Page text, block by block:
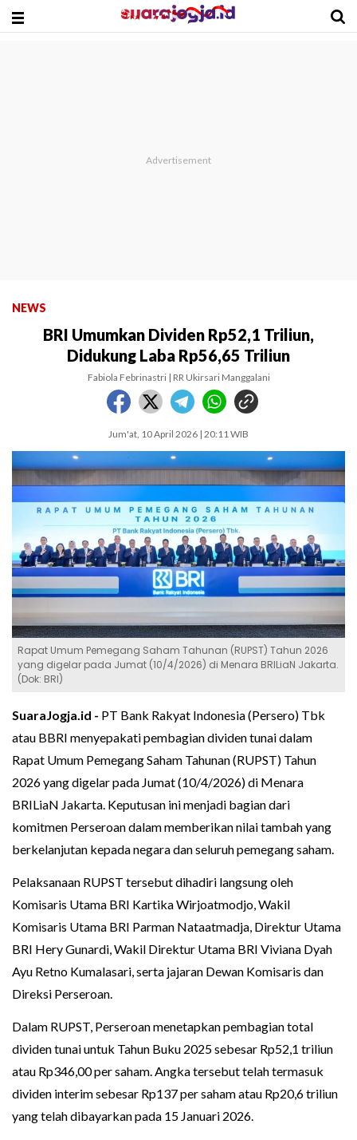
NEWS
BRI Umumkan Dividen Rp52,1 Triliun,
Didukung Laba Rp56,65 Triliun
Fabiola Febrinastri | RR Ukirsari Manggalani
Jum'at, 10 April 2026 | 20:11 WIB
Rapat Umum Pemegang Saham Tahunan (RUPST) Tahun 2026
yang digelar pada Jumat (10/4/2026) di Menara BRILiaN Jakarta.
(Dok: BRI)
SuaraJogja.id - PT Bank Rakyat Indonesia (Persero) Tbk
atau BBRI menyepakati pembagian dividen tunai dalam
Rapat Umum Pemegang Saham Tahunan (RUPST) Tahun
2026 yang digelar pada Jumat (10/4/2026) di Menara
BRILiaN Jakarta. Keputusan ini menjadi bagian dari
komitmen Perseroan dalam memberikan nilai tambah yang
berkelanjutan kepada negara dan seluruh pemegang saham.
Pelaksanaan RUPST tersebut dihadiri langsung oleh
Komisaris Utama BRI Kartika Wirjoatmodjo, Wakil
Komisaris Utama BRI Parman Nataatmadja, Direktur Utama
BRI Hery Gunardi, Wakil Direktur Utama BRI Viviana Dyah
Ayu Retno Kumalasari, serta jajaran Dewan Komisaris dan
Direksi Perseroan.
Dalam RUPST, Perseroan menetapkan pembagian total
dividen tunai untuk Tahun Buku 2025 sebesar Rp52,1 triliun
atau Rp346,00 per saham. Angka tersebut telah termasuk
dividen interim sebesar Rp137 per saham atau Rp20,6 triliun
yang telah dibayarkan pada 15 Januari 2026.